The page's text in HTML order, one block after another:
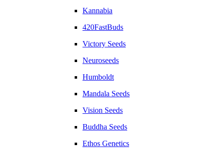
Kannabia
420FastBuds
Victory Seeds
Neuroseeds
Humboldt
Mandala Seeds
Vision Seeds
Buddha Seeds
Ethos Genetics